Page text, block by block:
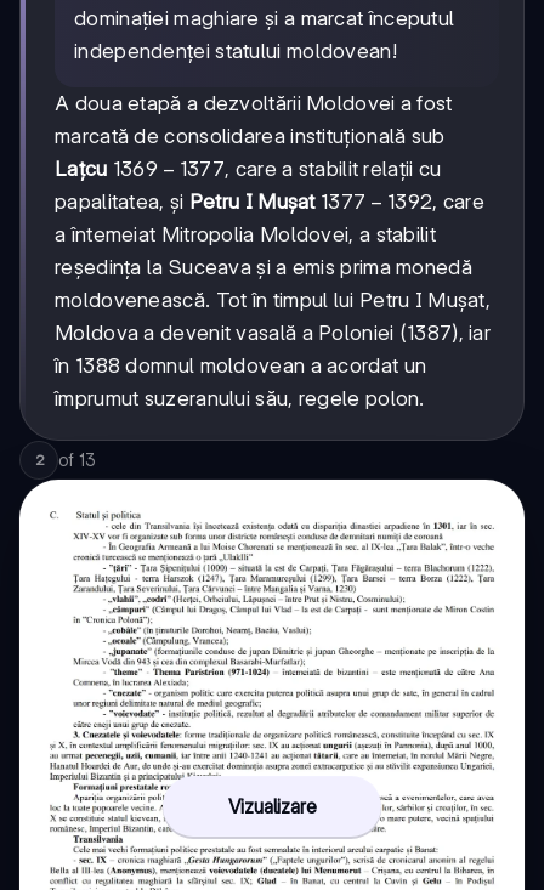
dominației maghiare și a marcat începutul
independenței statului moldovean!
A doua etapă a dezvoltării Moldovei a fost
marcată de consolidarea instituțională sub
Lațcu 1369-
1377
1369 − 1377, care a stabilit relații cu
papalitatea, și Petru I Mușat 1377-
1392
1377 − 1392, care
a întemeiat Mitropolia Moldovei, a stabilit
reședința la Suceava și a emis prima monedă
moldovenească. Tot în timpul lui Petru I Mușat,
Moldova a devenit vasală a Poloniei (1387), iar
în 1388 domnul moldovean a acordat un
împrumut suzeranului său, regele polon.
2 of 13
Vizualizare